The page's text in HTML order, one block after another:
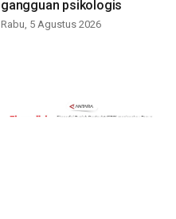
gangguan psikologis
Rabu, 5 Agustus 2026